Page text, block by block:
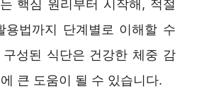
핵심 원리부터 시작해, 적절
용법까지 단계별로 이해할 수
성된 식단은 건강한 체중 감
큰 도움이 될 수 있습니다.